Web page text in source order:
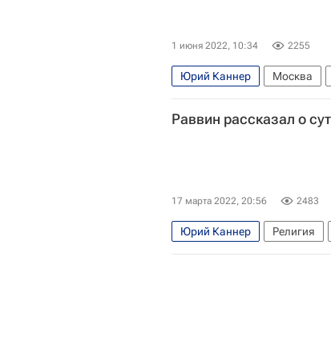
1 июня 2022, 10:34 2255
Юрий Каннер Москва
Российская академия
Раввин рассказал о
17 марта 2022, 20:56 2483
Юрий Каннер Религия
Федерация еврейских